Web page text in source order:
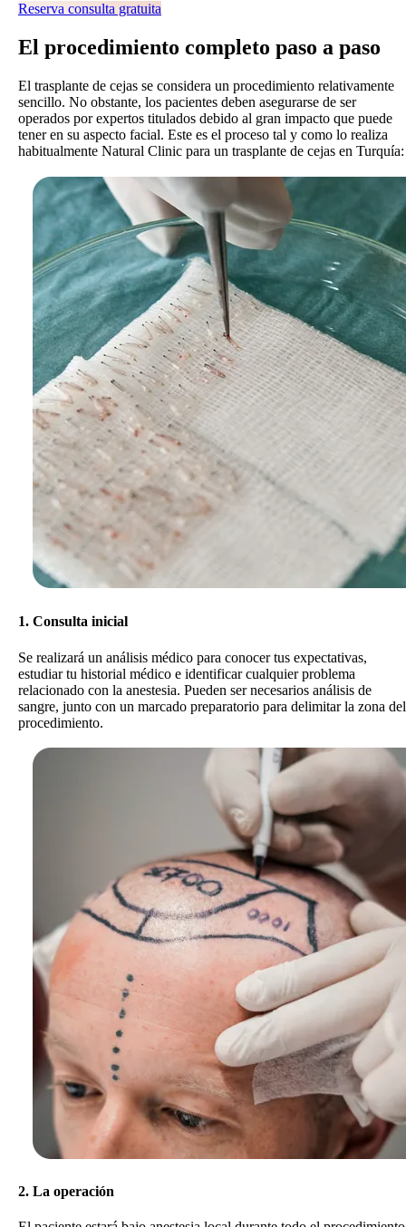
Reserva consulta gratuita
El procedimiento completo paso a paso
El trasplante de cejas se considera un procedimiento relativamente
sencillo. No obstante, los pacientes deben asegurarse de ser
operados por expertos titulados debido al gran impacto que puede
tener en su aspecto facial. Este es el proceso tal y como lo realiza
habitualmente Natural Clinic para un trasplante de cejas en Turquía:
1. Consulta inicial
Se realizará un análisis médico para conocer tus expectativas,
estudiar tu historial médico e identificar cualquier problema
relacionado con la anestesia. Pueden ser necesarios análisis de
sangre, junto con un marcado preparatorio para delimitar la zona del
procedimiento.
2. La operación